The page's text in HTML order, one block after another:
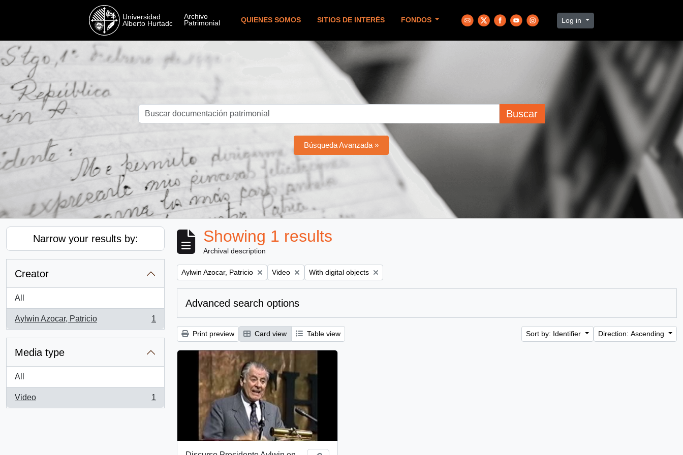
QUIENES SOMOS SITIOS DE INTERÉS FONDOS Log in
Buscar
Búsqueda Avanzada »
Narrow your results by:
Creator
All
Aylwin Azocar, Patricio
, 1 results
1
Media type
All
Video
, 1 results
1
Showing 1 results
Archival description
Remove filter:
Aylwin Azocar, Patricio Remove filter:
Video Remove filter:
With digital objects
Advanced search options
Print preview Card view Table view Sort by: Identifier Direction: Ascending